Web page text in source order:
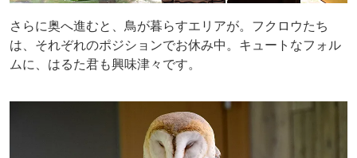
さらに奥へ進むと、鳥が暮らすエリアが。フクロウたち
は、それぞれのポジションでお休み中。キュートなフォル
ムに、はるた君も興味津々です。